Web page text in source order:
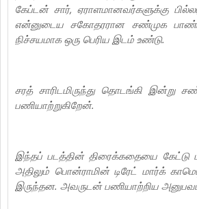
கேப்டன் சார், ஏராளமானவர்களுக்கு
என்னுடைய சகோதரரான சண்முக
நிச்சயமாக ஒரு பெரிய இடம் உண்டு.
சரத் சாரிடமிருந்து தொடங்கி இன்று
பணியாற்றுகிறேன்.
இந்தப் படத்தின் திரைக்கதையை கேட்டு
அதிலும் பொன்ராமின் டிரேட் மார்க்
இருந்தன. அவருடன் பணியாற்றிய